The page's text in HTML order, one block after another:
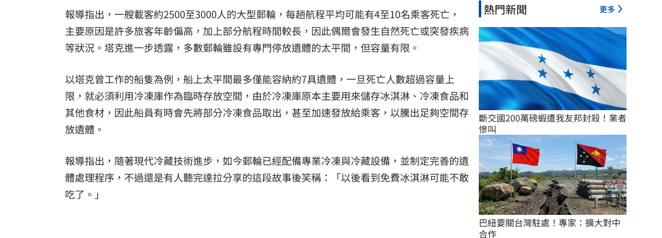
報導指出，一艘載客約2500至3000人的大型郵輪，每趟航程平均可能有4至10名乘客死亡，
主要原因是許多旅客年齡偏高，加上部分航程時間較長，因此偶爾會發生自然死亡或突發疾病
等狀況。塔克進一步透露，多數郵輪雖設有專門停放遺體的太平間，但容量有限。
以塔克曾工作的船隻為例，船上太平間最多僅能容納約7具遺體，一旦死亡人數超過容量上
限，就必須利用冷凍庫作為臨時存放空間，由於冷凍庫原本主要用來儲存冰淇淋、冷凍食品和
其他食材，因此船員有時會先將部分冷凍食品取出，甚至加速發放給乘客，以騰出足夠空間存
放遺體。
報導指出，隨著現代冷藏技術進步，如今郵輪已經配備專業冷凍與冷藏設備，並制定完善的遺
體處理程序，不過還是有人聽完達拉分享的這段故事後笑稱：「以後看到免費冰淇淋可能不敢
吃了。」
熱門新聞 更多
斷交國200萬磅蝦遭我友邦封殺！業者
慘叫
巴紐要關台灣駐處！專家：擴大對中
合作